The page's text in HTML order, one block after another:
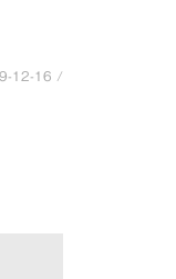
12-16 /